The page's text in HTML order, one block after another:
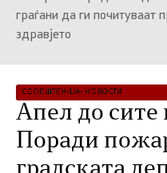
граѓани да ги почитуваат
здравјето
СООПШТЕНИЈА• НОВОСТИ
Апел до сите
Поради